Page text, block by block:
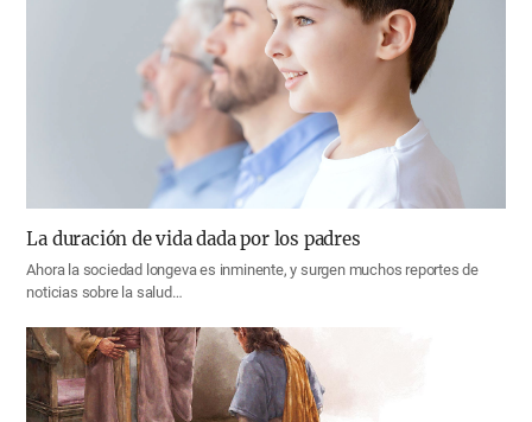
La duración de vida dada por los padres
Ahora la sociedad longeva es inminente, y surgen muchos reportes de
noticias sobre la salud…